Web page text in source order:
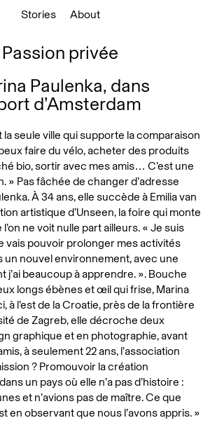
Stories About
Passion privée
Paulenka, dans
d’Amsterdam
seule ville qui supporte la comparaison
faire du vélo, acheter des produits
bio, sortir avec mes amis… C’est une
» Pas fâchée de changer d’adresse
À 34 ans, elle succède à Emilia van
artistique d’Unseen, la foire qui monte
ne voit nulle part ailleurs. « Je suis
vais pouvoir prolonger mes activités
un nouvel environnement, avec une
j’ai beaucoup à apprendre. ». Bouche
longs ébènes et œil qui frise, Marina
à l’est de la Croatie, près de la frontière
de Zagreb, elle décroche deux
graphique et en photographie, avant
à seulement 22 ans, l’association
? Promouvoir la création
un pays où elle n’a pas d’histoire :
et n’avions pas de maître. Ce que
en observant que nous l’avons appris. »